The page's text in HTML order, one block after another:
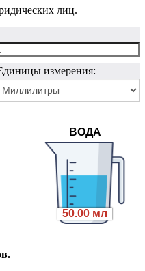
лиц.
измерения:
ВОДА
50.00 мл